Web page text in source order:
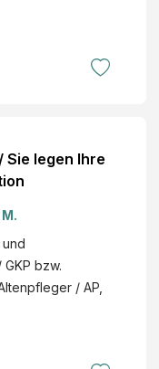
legen Ihre
bzw.
/ AP,